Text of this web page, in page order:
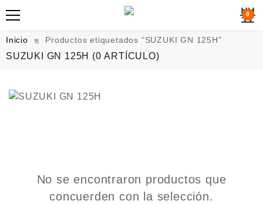
0
Inicio Productos etiquetados “SUZUKI GN 125H”
SUZUKI GN 125H (0 ARTÍCULO)
No se encontraron productos que
concuerden con la selección.